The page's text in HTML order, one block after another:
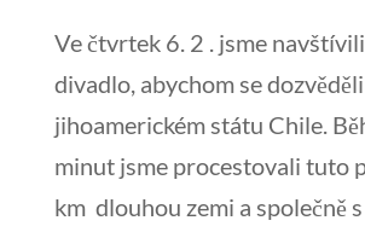
Ve čtvrtek 6. 2 . jsme
divadlo, abychom se
jihoamerickém státu Chile.
minut jsme procestovali tuto
km dlouhou zemi a společně